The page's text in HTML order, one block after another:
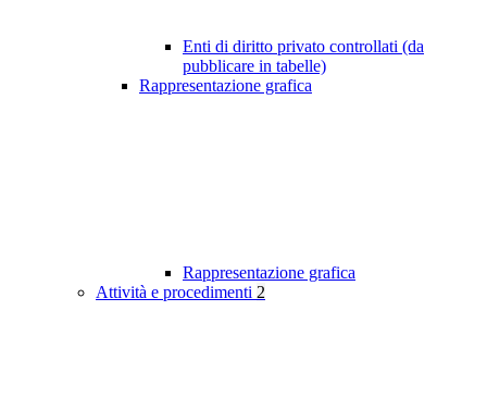
Enti di diritto privato controllati (da
pubblicare in tabelle)
Rappresentazione grafica
Rappresentazione grafica
Attività e procedimenti 2